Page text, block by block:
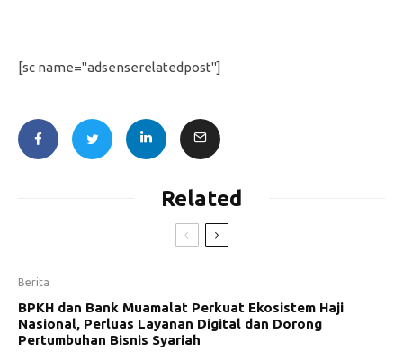
[sc name="adsenserelatedpost"]
Related
Berita
BPKH dan Bank Muamalat Perkuat Ekosistem Haji
Nasional, Perluas Layanan Digital dan Dorong
Pertumbuhan Bisnis Syariah